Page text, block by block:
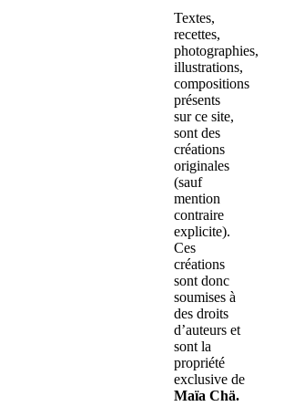
Textes,
recettes,
photographies,
illustrations,
compositions
présents
sur ce site,
sont des
créations
originales
(sauf
mention
contraire
explicite).
Ces
créations
sont donc
soumises à
des droits
d’auteurs et
sont la
propriété
exclusive de
Maïa Chä.